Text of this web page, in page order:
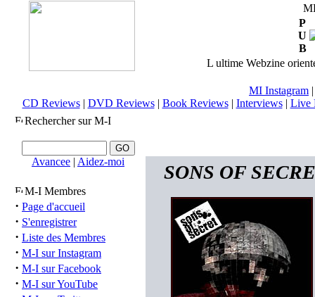
P
U
B
L ultime Webzine
MI Instagram
CD Reviews| DVD Reviews| Book Reviews| Interviews| Live
Rechercher sur M-I
Avancee | Aidez-moi
M-I Membres
· Page d'accueil
· S'enregistrer
· Liste des Membres
· M-I sur Instagram
· M-I sur Facebook
· M-I sur YouTube
SONS OF